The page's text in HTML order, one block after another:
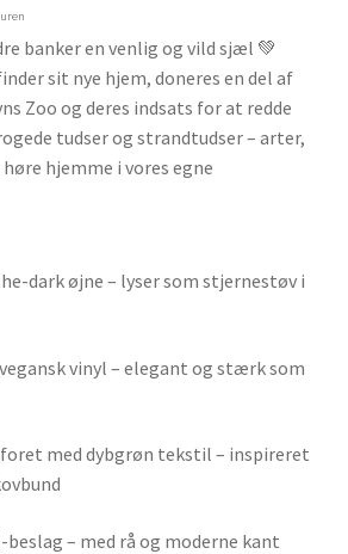
banker en venlig og vild sjæl 💚
sit nye hjem, doneres en del af
Zoo og deres indsats for at redde
tudser og strandtudser – arter,
hjemme i vores egne
dark øjne – lyser som stjernestøv i
vinyl – elegant og stærk som
med dybgrøn tekstil – inspireret
– med rå og moderne kant